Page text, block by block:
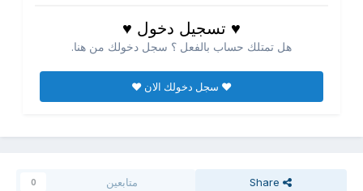
♥ تسجيل دخول ♥
هل تمتلك حساب بالفعل ؟ سجل دخولك من هنا.
♥ سجل دخولك الان ♥
Share متابعين 0